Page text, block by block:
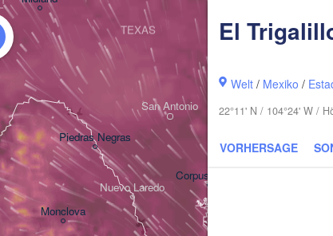
El
Welt / Mexiko /
22°11' N / 104°24' W /
VORHERSAGE
Monclova
Houston
San Antonio
Piedras Negras
Corpus Christi
Nuevo Laredo
TEXAS